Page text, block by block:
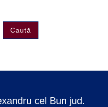
Caută
cel Bun jud.